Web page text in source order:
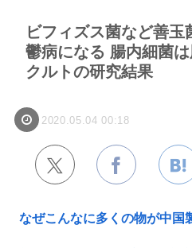
ビフィズス菌など善
鬱病になる 腸内細菌
クルトの研究結果
2020.05.04 00:18
なぜこんなに多くの物が中国